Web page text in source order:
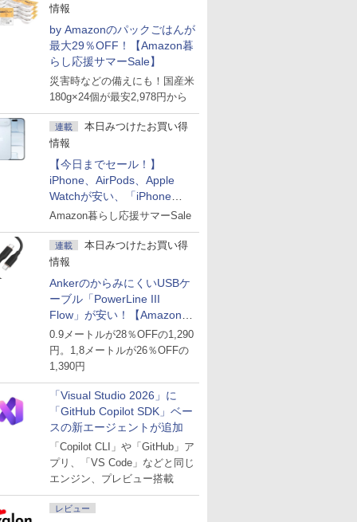
情報
by Amazonのパックごはんが
最大29％OFF！【Amazon暮
らし応援サマーSale】
災害時などの備えにも！国産米
180g×24個が最安2,978円から
連載
本日みつけたお買い得
情報
【今日までセール！】
iPhone、AirPods、Apple
Watchが安い、「iPhone
Air」256GB版が139,800円な
Amazon暮らし応援サマーSale
連載
本日みつけたお買い得
情報
AnkerのからみにくいUSBケ
ーブル「PowerLine III
Flow」が安い！【Amazon暮
らし応援サマーSale】
0.9メートルが28％OFFの1,290
円。1,8メートルが26％OFFの
1,390円
「Visual Studio 2026」に
「GitHub Copilot SDK」ベー
スの新エージェントが追加
「Copilot CLI」や「GitHub」ア
プリ、「VS Code」などと同じ
エンジン、プレビュー搭載
レビュー